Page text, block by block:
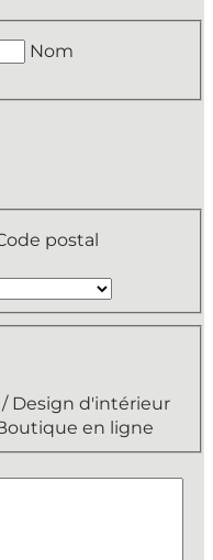
Nom
postal
Design d'intérieur
en ligne